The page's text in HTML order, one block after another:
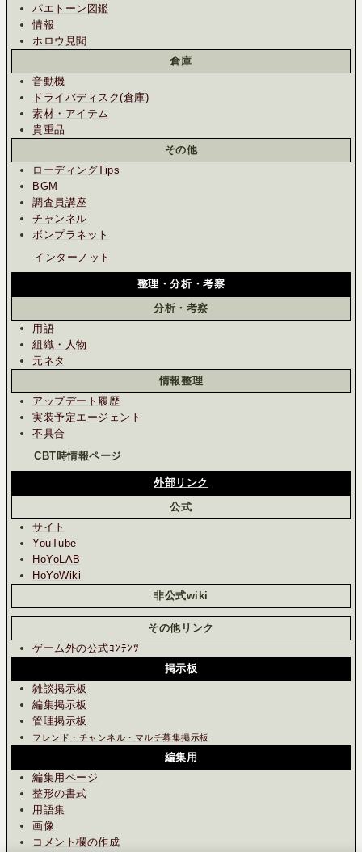
パエトーン図鑑
情報
ホロウ見聞
倉庫
音動機
ドライバディスク(倉庫)
素材・アイテム
貴重品
その他
ローディングTips
BGM
調査員講座
チャンネル
ボンプラネット
インターノット
整理・分析・考察
分析・考察
用語
組織・人物
元ネタ
情報整理
アップデート履歴
実装予定エージェント
不具合
CBT時情報ページ
外部リンク
公式
サイト
YouTube
HoYoLAB
HoYoWiki
非公式wiki
その他リンク
ゲーム外の公式ｺﾝﾃﾝﾂ
掲示板
雑談掲示板
編集掲示板
管理掲示板
フレンド・チャンネル・マルチ募集掲示板
編集用
編集用ページ
整形の書式
用語集
画像
コメント欄の作成